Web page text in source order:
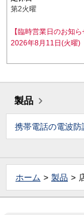
第2火曜
【臨時営業日のお知ら
2026年8月11日(火曜)
製品
携帯電話の電波
ホーム 製品